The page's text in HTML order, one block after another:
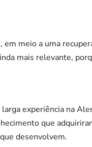
meio a uma
mais relevante,
experiência na
que
desenvolvem.